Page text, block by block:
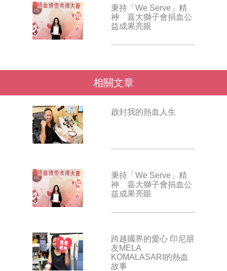
秉持「We Serve」精
神 嘉大獅子會捐血公
益成果亮眼
相關文章
啟封我的熱血人生
秉持「We Serve」精
神 嘉大獅子會捐血公
益成果亮眼
跨越國界的愛心 印尼朋
友MELA
KOMALASARI的熱血
故事